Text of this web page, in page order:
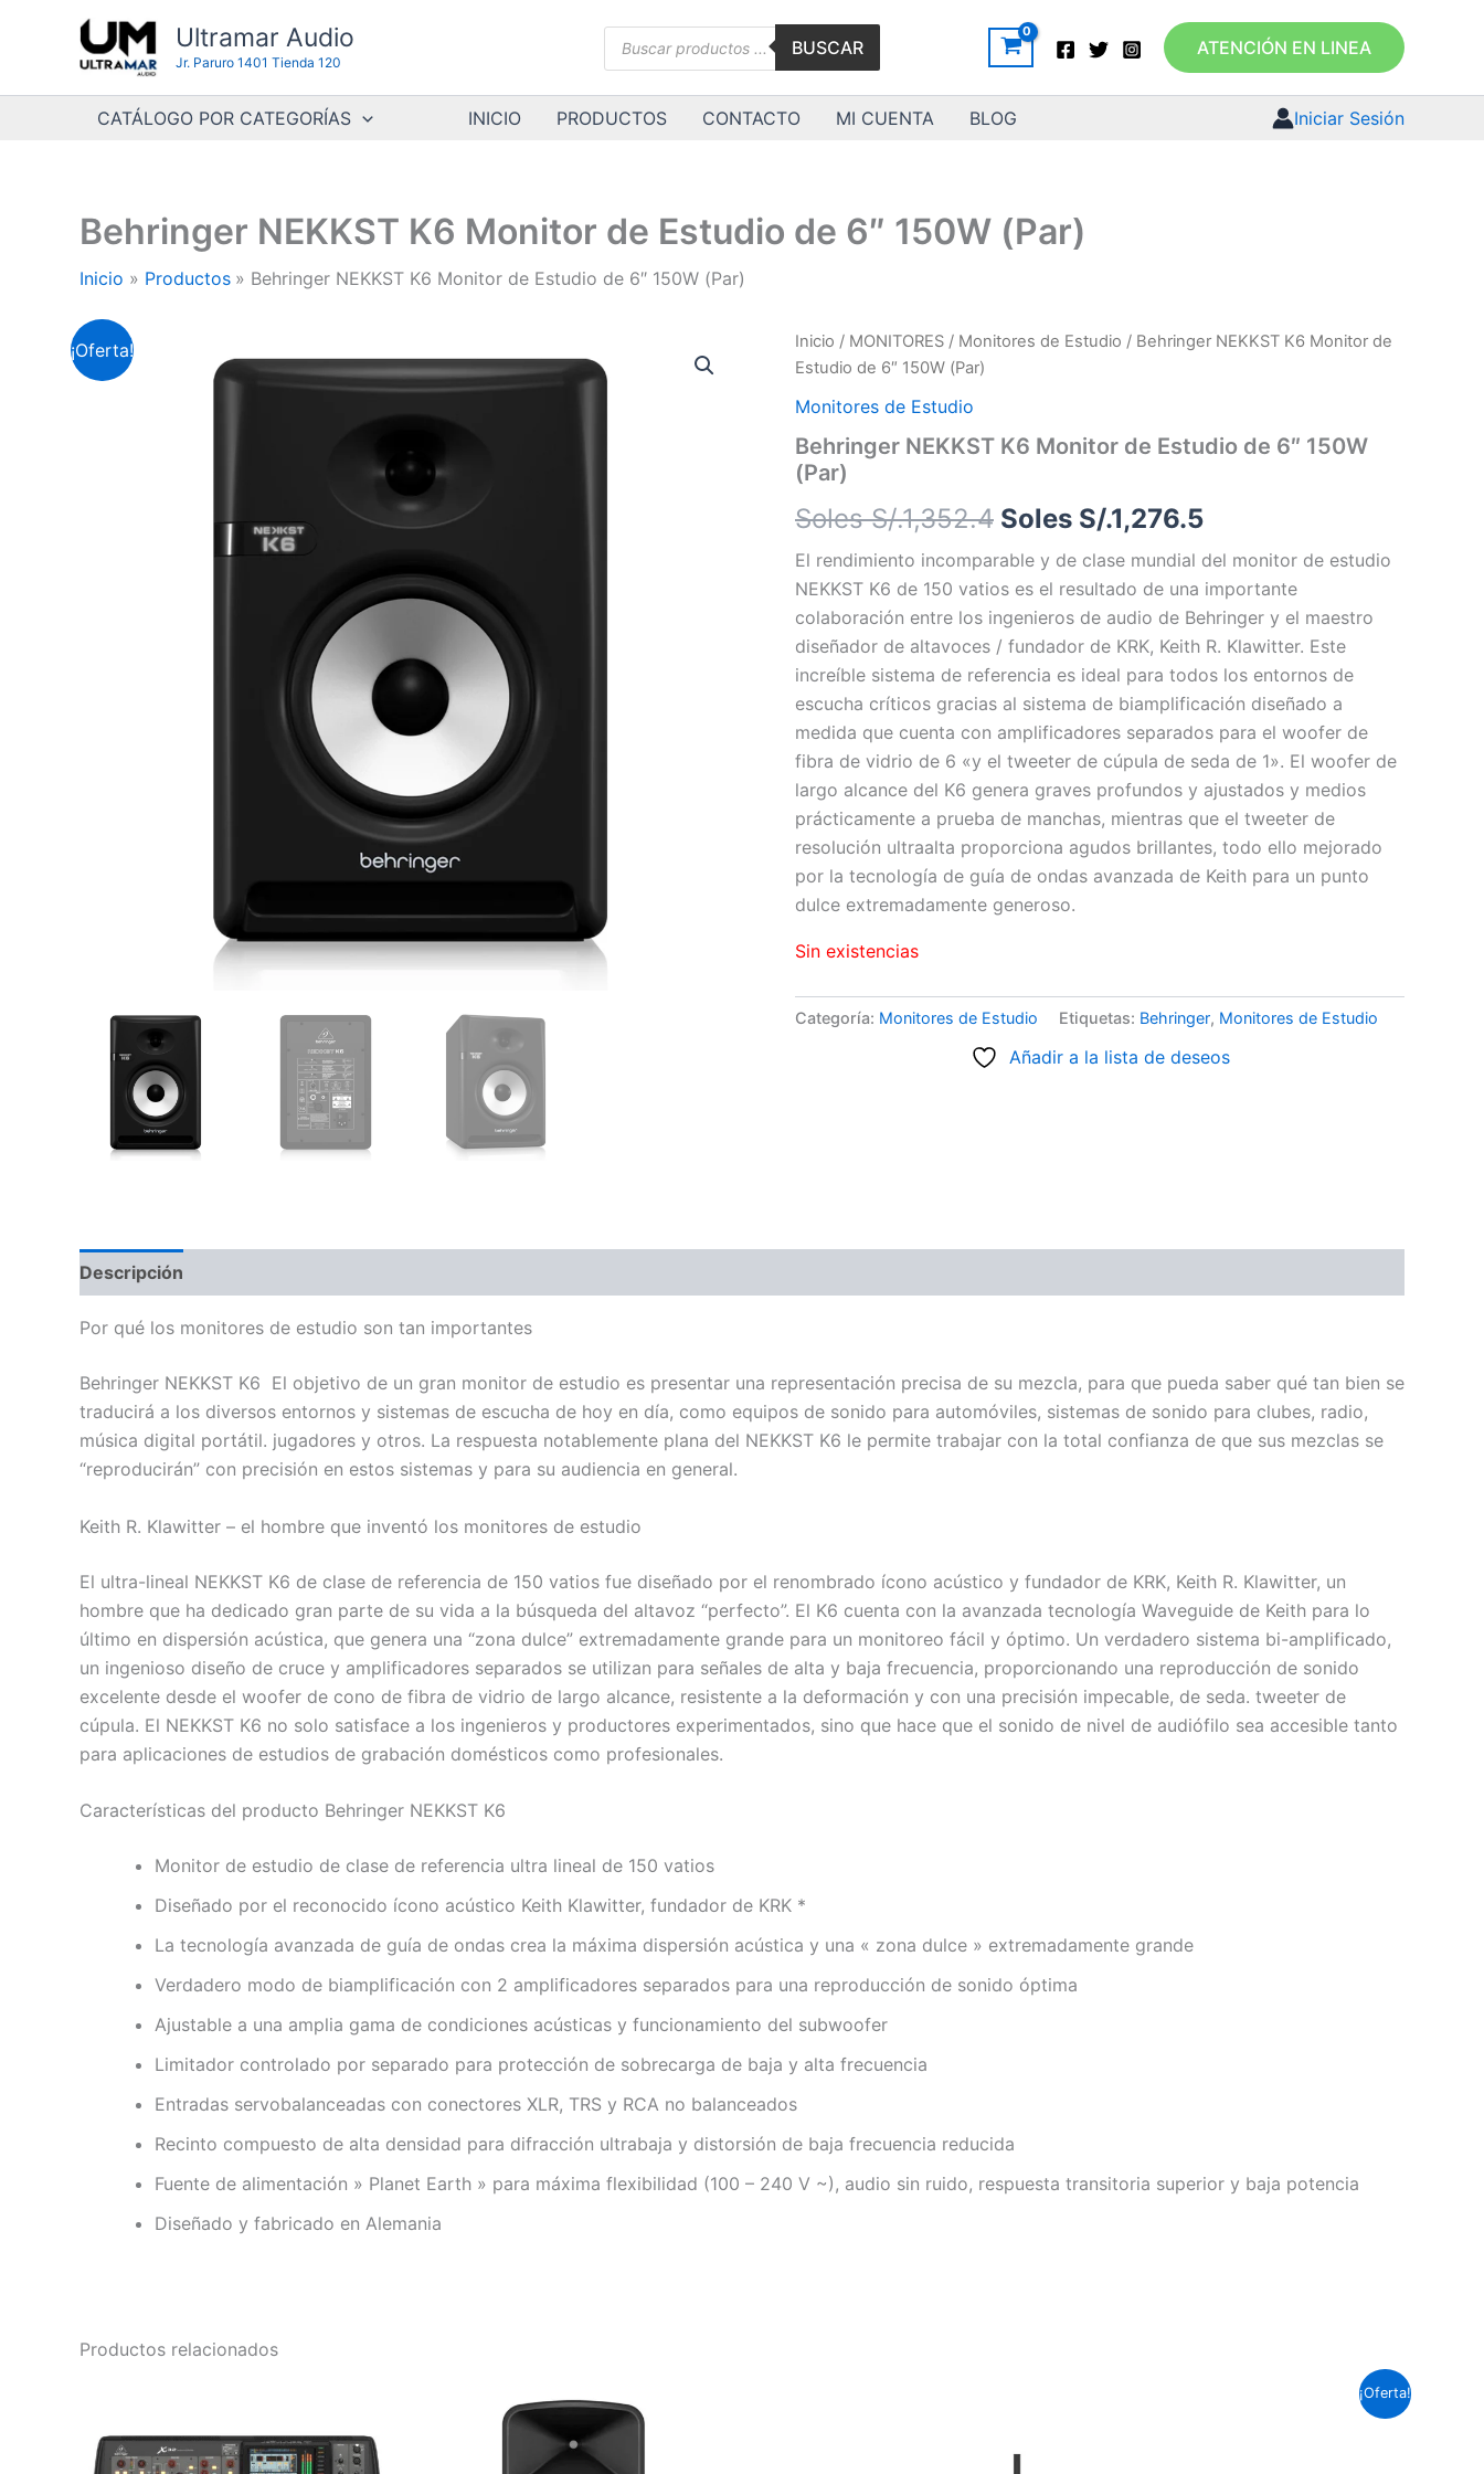
contenido
Ultramar Audio
Jr. Paruro 1401 Tienda 120
Búsqueda
BUSCAR ATENCIÓN EN LINEA
CATÁLOGO POR CATEGORÍAS INICIO PRODUCTOS CONTACTO MI CUENTA BLOG Iniciar Sesión
Behringer NEKKST K6 Monitor de Estudio de 6″ 150W (Par)
Inicio Productos Behringer NEKKST K6 Monitor de Estudio de 6″ 150W (Par)
¡Oferta! Inicio / MONITORES / Monitores de Estudio / Behringer NEKKST K6 Monitor de
Estudio de 6″ 150W (Par)
Monitores de Estudio
Behringer NEKKST K6 Monitor de Estudio de 6″ 150W
(Par)
Soles S/.1,352.4
El
original
Soles
S/.1,352.4.
Soles S/.1,276.5
El
actual
Soles
S/.1,276.5.
El rendimiento incomparable y de clase mundial del monitor de estudio
NEKKST K6 de 150 vatios es el resultado de una importante
colaboración entre los ingenieros de audio de Behringer y el maestro
diseñador de altavoces / fundador de KRK, Keith R. Klawitter. Este
increíble sistema de referencia es ideal para todos los entornos de
escucha críticos gracias al sistema de biamplificación diseñado a
medida que cuenta con amplificadores separados para el woofer de
fibra de vidrio de 6 «y el tweeter de cúpula de seda de 1». El woofer de
largo alcance del K6 genera graves profundos y ajustados y medios
prácticamente a prueba de manchas, mientras que el tweeter de
resolución ultraalta proporciona agudos brillantes, todo ello mejorado
por la tecnología de guía de ondas avanzada de Keith para un punto
dulce extremadamente generoso.
Sin existencias
Categoría: Monitores de Estudio Etiquetas: Behringer, Monitores de Estudio
Añadir a la lista de deseos
Descripción
Por qué los monitores de estudio son tan importantes
Behringer NEKKST K6 El objetivo de un gran monitor de estudio es presentar una representación precisa de su mezcla, para que pueda saber qué tan bien se
traducirá a los diversos entornos y sistemas de escucha de hoy en día, como equipos de sonido para automóviles, sistemas de sonido para clubes, radio,
música digital portátil. jugadores y otros. La respuesta notablemente plana del NEKKST K6 le permite trabajar con la total confianza de que sus mezclas se
“reproducirán” con precisión en estos sistemas y para su audiencia en general.
Keith R. Klawitter – el hombre que inventó los monitores de estudio
El ultra-lineal NEKKST K6 de clase de referencia de 150 vatios fue diseñado por el renombrado ícono acústico y fundador de KRK, Keith R. Klawitter, un
hombre que ha dedicado gran parte de su vida a la búsqueda del altavoz “perfecto”. El K6 cuenta con la avanzada tecnología Waveguide de Keith para lo
último en dispersión acústica, que genera una “zona dulce” extremadamente grande para un monitoreo fácil y óptimo. Un verdadero sistema bi-amplificado,
un ingenioso diseño de cruce y amplificadores separados se utilizan para señales de alta y baja frecuencia, proporcionando una reproducción de sonido
excelente desde el woofer de cono de fibra de vidrio de largo alcance, resistente a la deformación y con una precisión impecable, de seda. tweeter de
cúpula. El NEKKST K6 no solo satisface a los ingenieros y productores experimentados, sino que hace que el sonido de nivel de audiófilo sea accesible tanto
para aplicaciones de estudios de grabación domésticos como profesionales.
Características del producto Behringer NEKKST K6
Monitor de estudio de clase de referencia ultra lineal de 150 vatios
Diseñado por el reconocido ícono acústico Keith Klawitter, fundador de KRK *
La tecnología avanzada de guía de ondas crea la máxima dispersión acústica y una « zona dulce » extremadamente grande
Verdadero modo de biamplificación con 2 amplificadores separados para una reproducción de sonido óptima
Ajustable a una amplia gama de condiciones acústicas y funcionamiento del subwoofer
Limitador controlado por separado para protección de sobrecarga de baja y alta frecuencia
Entradas servobalanceadas con conectores XLR, TRS y RCA no balanceados
Recinto compuesto de alta densidad para difracción ultrabaja y distorsión de baja frecuencia reducida
Fuente de alimentación » Planet Earth » para máxima flexibilidad (100 – 240 V ~), audio sin ruido, respuesta transitoria superior y baja potencia
Diseñado y fabricado en Alemania
Productos relacionados
¡Oferta!
precio